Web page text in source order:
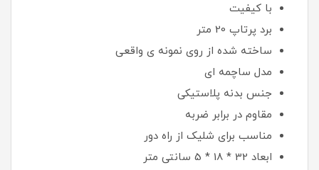
با کیفیت
برد پرتاپ 20 متر
ساخته شده از روی نمونه ی واقعی
مدل ساچمه ای
جنس بدنه پلاستیکی
مقاوم در برابر ضربه
مناسب برای شلیک از راه دور
ابعاد 32 * 18 * 5 سانتی متر